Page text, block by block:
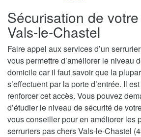
Sécurisation de
Vals-le-Chastel
Faire appel aux services d’un
vous permettre d’améliorer le niveau
domicile car il faut savoir que la
s’effectuent par la porte d’entrée. Il
renforcer cet accès. Vous pouvez
d’étudier le niveau de sécurité de
vous conseiller pour en améliorer les
serruriers pas chers Vals-le-Chastel